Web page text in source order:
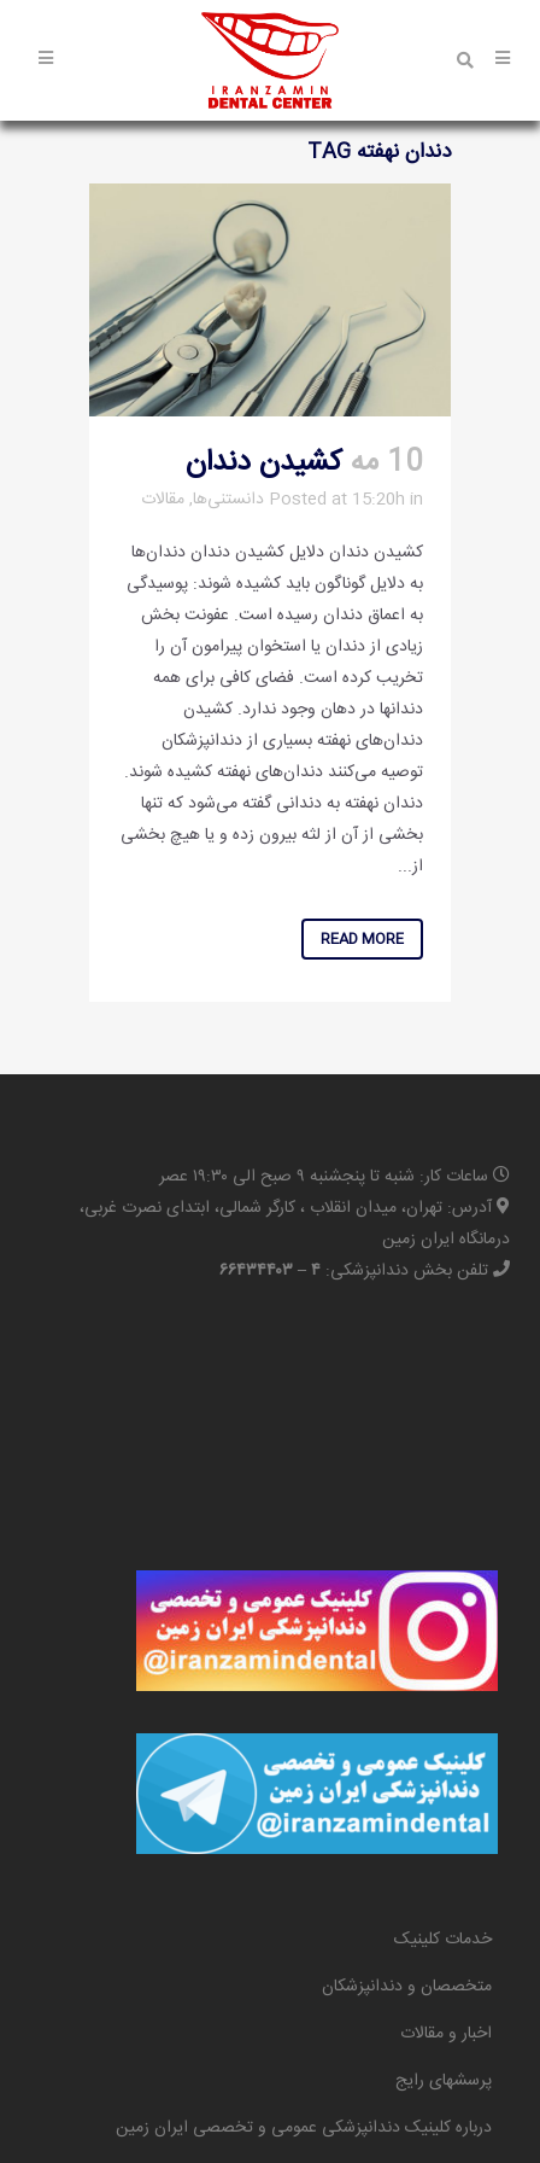
دندان نهفته TAG
10 مه کشیدن دندان
Posted at 15:20h in دانستنی‌ها,مقالات
کشیدن دندان دلایل کشیدن دندان دندان‌ها
به دلایل گوناگون باید کشیده شوند: پوسیدگی
به اعماق دندان رسیده است. عفونت بخش
زیادی از دندان یا استخوان پیرامون آن را
تخریب کرده است. فضای کافی برای همه
دندانها در دهان وجود ندارد. کشیدن
دندان‌های نهفته بسیاری از دندانپزشکان
توصیه می‌کنند دندان‌های نهفته کشیده شوند.
دندان نهفته به دندانی گفته می‌شود که تنها
بخشی از آن از لثه بیرون زده و یا هیچ بخشی
از...
READ MORE
ساعات کار: شنبه تا پنجشنبه ۹ صبح الی ۱۹:۳۰ عصر
آدرس: تهران، میدان انقلاب ، کارگر شمالی، ابتدای نصرت غربی،
درمانگاه ایران زمین
تلفن بخش دندانپزشکی: ۴ – ۶۶۴۳۴۴۰۳
خدمات کلینیک
متخصصان و دندانپزشکان
اخبار و مقالات
پرسشهای رایج
درباره کلینیک دندانپزشکی عمومی و تخصصی ایران زمین